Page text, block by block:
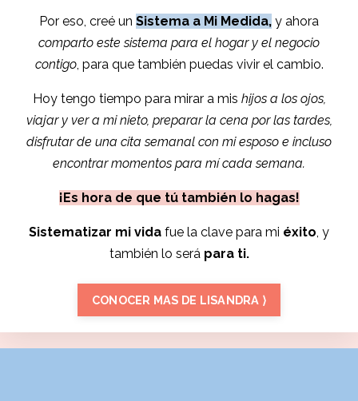
Por eso, creé un Sistema a Mi Medida, y ahora
comparto este sistema para el hogar y el negocio
contigo, para que también puedas vivir el cambio.
Hoy tengo tiempo para mirar a mis hijos a los ojos,
viajar y ver a mi nieto, preparar la cena por las tardes,
disfrutar de una cita semanal con mi esposo e incluso
encontrar momentos para mí cada semana.
¡Es hora de que tú también lo hagas!
Sistematizar mi vida fue la clave para mi éxito, y
también lo será para ti.
CONOCER MAS DE LISANDRA ⟩